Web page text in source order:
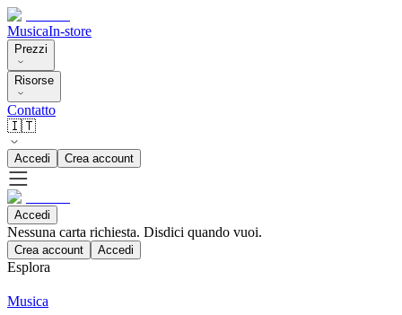
MusicaIn-store
Prezzi
Risorse
Contatto
🇮🇹
Accedi Crea account
Accedi
Nessuna carta richiesta. Disdici quando vuoi.
Crea account Accedi
Esplora
Musica